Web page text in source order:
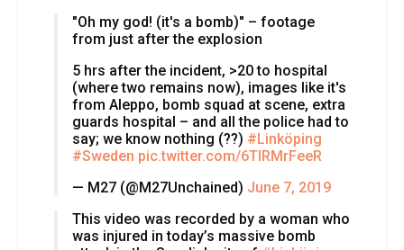
"Oh my god! (it's a bomb)" – footage
from just after the explosion
5 hrs after the incident, >20 to hospital
(where two remains now), images like it's
from Aleppo, bomb squad at scene, extra
guards hospital – and all the police had to
say; we know nothing (??) #Linköping
#Sweden pic.twitter.com/6TIRMrFeeR
— M27 (@M27Unchained) June 7, 2019
This video was recorded by a woman who
was injured in today’s massive bomb